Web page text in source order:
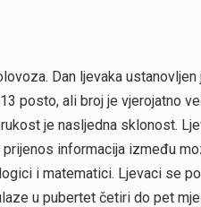
Dan ljevaka
posto, ali broj je vjerojatno
je nasljedna sklonost.
informacija između
i matematici. Ljevaci se
u pubertet četiri do pet